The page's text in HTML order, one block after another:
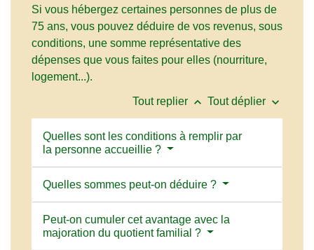
Si vous hébergez certaines personnes de plus de
75 ans, vous pouvez déduire de vos revenus, sous
conditions, une somme représentative des
dépenses que vous faites pour elles (nourriture,
logement...).
Tout replier keyboard_arrow_up Tout déplier keyboard_arrow_down
Quelles sont les conditions à remplir par
la personne accueillie ?
Quelles sommes peut-on déduire ?
Peut-on cumuler cet avantage avec la
majoration du quotient familial ?